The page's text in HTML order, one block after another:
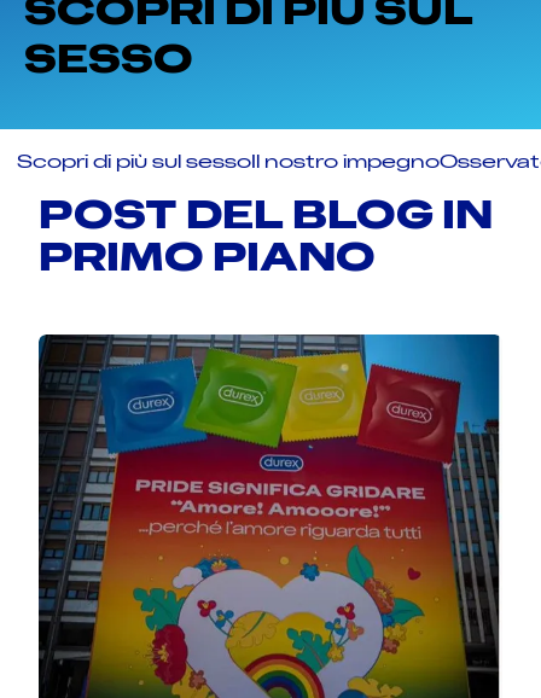
SESSO
Scopri di più sul sessoIl nostro impegno
POST DEL BLOG IN
PRIMO PIANO